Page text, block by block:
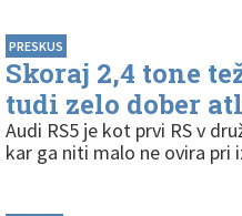
PRESKUS
Skoraj 2,4 tone
tudi zelo dober
Audi RS5 je kot prvi RS v
kar ga niti malo ne ovira pri